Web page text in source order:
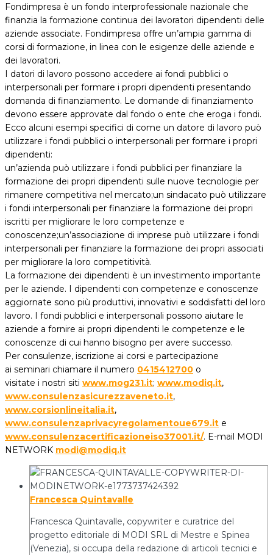
Fondimpresa è un fondo interprofessionale nazionale che
finanzia la formazione continua dei lavoratori dipendenti delle
aziende associate. Fondimpresa offre un’ampia gamma di
corsi di formazione, in linea con le esigenze delle aziende e
dei lavoratori.
I datori di lavoro possono accedere ai fondi pubblici o
interpersonali per formare i propri dipendenti presentando
domanda di finanziamento. Le domande di finanziamento
devono essere approvate dal fondo o ente che eroga i fondi.
Ecco alcuni esempi specifici di come un datore di lavoro può
utilizzare i fondi pubblici o interpersonali per formare i propri
dipendenti:
un’azienda può utilizzare i fondi pubblici per finanziare la
formazione dei propri dipendenti sulle nuove tecnologie per
rimanere competitiva nel mercato;un sindacato può utilizzare
i fondi interpersonali per finanziare la formazione dei propri
iscritti per migliorare le loro competenze e
conoscenze;un’associazione di imprese può utilizzare i fondi
interpersonali per finanziare la formazione dei propri associati
per migliorare la loro competitività.
La formazione dei dipendenti è un investimento importante
per le aziende. I dipendenti con competenze e conoscenze
aggiornate sono più produttivi, innovativi e soddisfatti del loro
lavoro. I fondi pubblici e interpersonali possono aiutare le
aziende a fornire ai propri dipendenti le competenze e le
conoscenze di cui hanno bisogno per avere successo.
Per consulenze, iscrizione ai corsi e partecipazione
ai seminari chiamare il numero 0415412700 o
visitate i nostri siti www.mog231.it; www.modiq.it,
www.consulenzasicurezzaveneto.it,
www.corsionlineitalia.it,
www.consulenzaprivacyregolamentoue679.it e
www.consulenzacertificazioneiso37001.it/. E-mail MODI
NETWORK modi@modiq.it
Francesca Quintavalle
Francesca Quintavalle, copywriter e curatrice del
progetto editoriale di MODI SRL di Mestre e Spinea
(Venezia), si occupa della redazione di articoli tecnici e